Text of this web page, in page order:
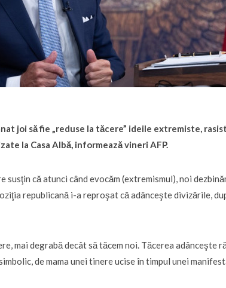
joi să fie „reduse la tăcere” ideile extremiste,
la Casa Albă, informează vineri AFP.
susţin că atunci când evocăm (extremismul), noi
republicană i-a reproşat că adânceşte divizările,
mai degrabă decât să tăcem noi. Tăcerea adânceşte
de mama unei tinere ucise în timpul unei